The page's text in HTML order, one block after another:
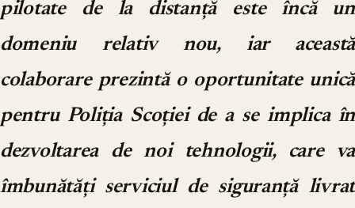
pilotate de la distanță este încă un
domeniu relativ nou, iar această
colaborare prezintă o oportunitate unică
pentru Poliția Scoției de a se implica în
dezvoltarea de noi tehnologii, care va
îmbunătăți serviciul de siguranță livrat